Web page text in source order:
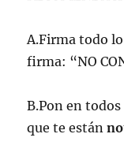
A.Firma todo
firma: “NO
B.Pon en
que te están